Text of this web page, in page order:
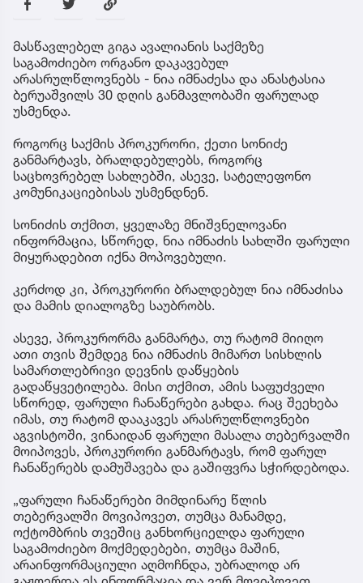
მასწავლებელ გიგა ავალიანის საქმეზე
საგამოძიებო ორგანო დაკავებულ
არასრულწლოვნებს - ნია იმნაძესა და ანასტასია
ბერუაშვილს 30 დღის განმავლობაში ფარულად
უსმენდა.
როგორც საქმის პროკურორი, ქეთი სონიძე
განმარტავს, ბრალდებულებს, როგორც
საცხოვრებელ სახლებში, ასევე, სატელეფონო
კომუნიკაციებისას უსმენდნენ.
სონიძის თქმით, ყველაზე მნიშვნელოვანი
ინფორმაცია, სწორედ, ნია იმნაძის სახლში ფარული
მიყურადებით იქნა მოპოვებული.
კერძოდ კი, პროკურორი ბრალდებულ ნია იმნაძისა
და მამის დიალოგზე საუბრობს.
ასევე, პროკურორმა განმარტა, თუ რატომ მიიღო
ათი თვის შემდეგ ნია იმნაძის მიმართ სისხლის
სამართლებრივი დევნის დაწყების
გადაწყვეტილება. მისი თქმით, ამის საფუძველი
სწორედ, ფარული ჩანაწერები გახდა. რაც შეეხება
იმას, თუ რატომ დააკავეს არასრულწლოვნები
აგვისტოში, ვინაიდან ფარული მასალა თებერვალში
მოიპოვეს, პროკურორი განმარტავს, რომ ფარულ
ჩანაწერებს დამუშავება და გაშიფვრა სჭირდებოდა.
„ფარული ჩანაწერები მიმდინარე წლის
თებერვალში მოვიპოვეთ, თუმცა მანამდე,
ოქტომბრის თვეშიც განხორციელდა ფარული
საგამოძიებო მოქმედებები, თუმცა მაშინ,
არაინფორმაციული აღმოჩნდა, უბრალოდ არ